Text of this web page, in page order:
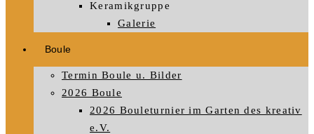
Keramikgruppe
Galerie
Boule
Termin Boule u. Bilder
2026 Boule
2026 Bouleturnier im Garten des kreativ
e.V.